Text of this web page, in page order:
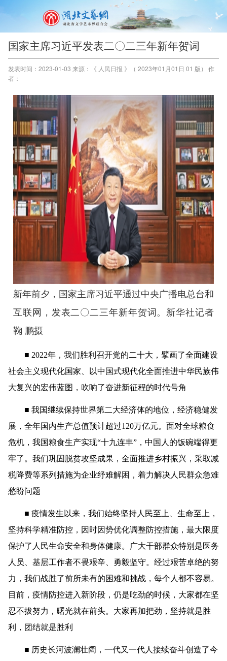
国家主席习近平发表二〇二三年新年贺词
发表时间：2023-01-03 来源：《 人民日报 》（ 2023年01月01日 01 版） 作
者：
新年前夕，国家主席习近平通过中央广播电总台和
互联网，发表二〇二三年新年贺词。新华社记者
鞠 鹏摄
■ 2022年，我们胜利召开党的二十大，擘画了全面建设
社会主义现代化国家、以中国式现代化全面推进中华民族伟
大复兴的宏伟蓝图，吹响了奋进新征程的时代号角
■ 我国继续保持世界第二大经济体的地位，经济稳健发
展，全年国内生产总值预计超过120万亿元。面对全球粮食
危机，我国粮食生产实现“十九连丰”，中国人的饭碗端得更
牢了。我们巩固脱贫攻坚成果，全面推进乡村振兴，采取减
税降费等系列措施为企业纾难解困，着力解决人民群众急难
愁盼问题
■ 疫情发生以来，我们始终坚持人民至上、生命至上，
坚持科学精准防控，因时因势优化调整防控措施，最大限度
保护了人民生命安全和身体健康。广大干部群众特别是医务
人员、基层工作者不畏艰辛、勇毅坚守。经过艰苦卓绝的努
力，我们战胜了前所未有的困难和挑战，每个人都不容易。
目前，疫情防控进入新阶段，仍是吃劲的时候，大家都在坚
忍不拔努力，曙光就在前头。大家再加把劲，坚持就是胜
利，团结就是胜利
■ 历史长河波澜壮阔，一代又一代人接续奋斗创造了今